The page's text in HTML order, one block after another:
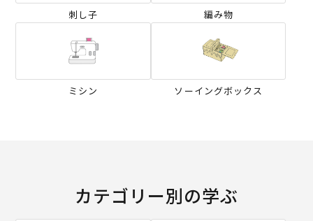
刺し子 編み物
ミシン ソーイングボックス
カテゴリー別の学ぶ